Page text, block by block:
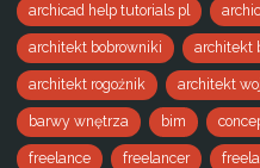
archicad help tutorials pl
architekt bobrowniki architekt
architekt rogoźnik architekt
barwy wnętrza bim
freelance freelancer